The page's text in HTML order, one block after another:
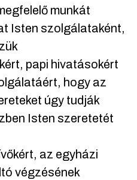
munkát
Isten szolgálataként,
papi hivatásokért
hogy az
úgy tudják
Isten szeretetét
az egyházi
végzésének